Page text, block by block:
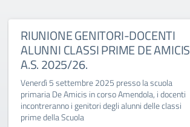
RIUNIONE GENITORI-DOCENTI
ALUNNI CLASSI PRIME DE AMICIS
A.S. 2025/26.
Venerdì 5 settembre 2025 presso la scuola
primaria De Amicis in corso Amendola, i docenti
incontreranno i genitori degli alunni delle classi
prime della Scuola